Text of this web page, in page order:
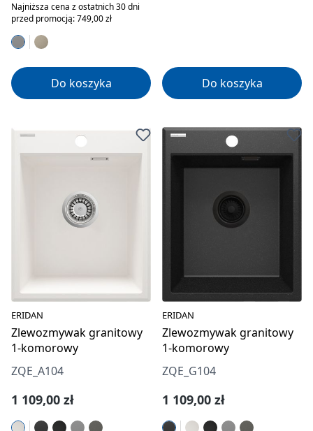
Najniższa cena z ostatnich 30 dni
przed promocją: 749,00 zł
Do koszyka Do koszyka
ERIDAN
Zlewozmywak granitowy
1-komorowy
ZQE_A104
Cena regularna:
1 109,00 zł
ERIDAN
Zlewozmywak granitowy
1-komorowy
ZQE_G104
Cena regularna:
1 109,00 zł